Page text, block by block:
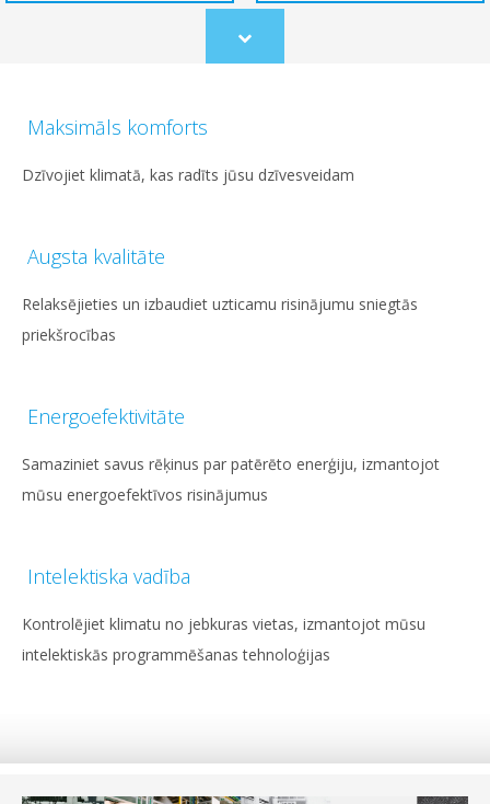
Scroll
to
Maksimāls komforts
Dzīvojiet klimatā, kas radīts jūsu dzīvesveidam
Augsta kvalitāte
Relaksējieties un izbaudiet uzticamu risinājumu sniegtās
priekšrocības
Energoefektivitāte
Samaziniet savus rēķinus par patērēto enerģiju, izmantojot
mūsu energoefektīvos risinājumus
Intelektiska vadība
Kontrolējiet klimatu no jebkuras vietas, izmantojot mūsu
intelektiskās programmēšanas tehnoloģijas